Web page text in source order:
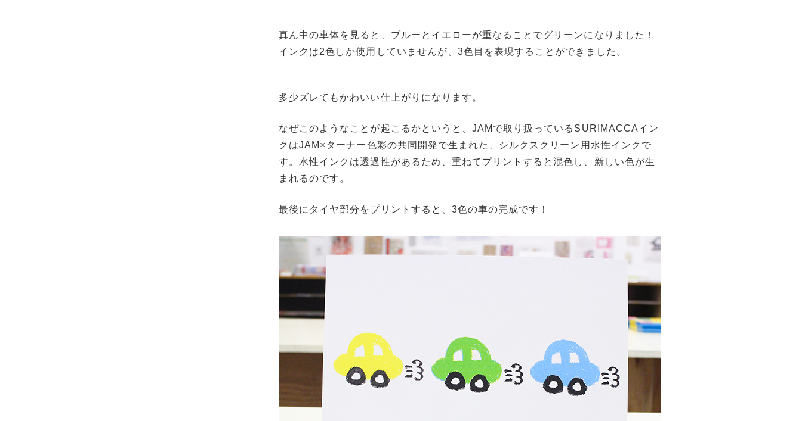
真ん中の車体を見ると、ブルーとイエローが重なることでグリーンになりました！
インクは2色しか使用していませんが、3色目を表現することができました。
多少ズレてもかわいい仕上がりになります。
なぜこのようなことが起こるかというと、JAMで取り扱っているSURIMACCAイン
クはJAM×ターナー色彩の共同開発で生まれた、シルクスクリーン用水性インクで
す。水性インクは透過性があるため、重ねてプリントすると混色し、新しい色が生
まれるのです。
最後にタイヤ部分をプリントすると、3色の車の完成です！